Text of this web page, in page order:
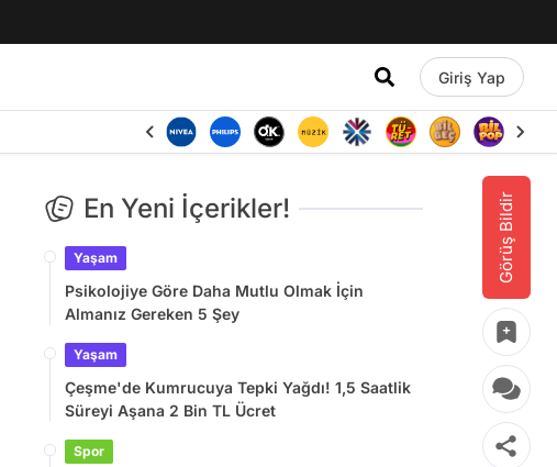
Giriş Yap
Görüş Bildir
En Yeni İçerikler!
Yaşam
Psikolojiye Göre Daha Mutlu Olmak İçin
Almanız Gereken 5 Şey
Yaşam
Çeşme'de Kumrucuya Tepki Yağdı! 1,5 Saatlik
Süreyi Aşana 2 Bin TL Ücret
Spor